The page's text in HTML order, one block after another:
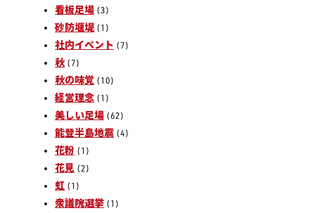
看板足場 (3)
砂防堰堤 (1)
社内イベント (7)
秋 (7)
秋の味覚 (10)
経営理念 (1)
美しい足場 (62)
能登半島地震 (4)
花粉 (1)
花見 (2)
虹 (1)
衆議院選挙 (1)